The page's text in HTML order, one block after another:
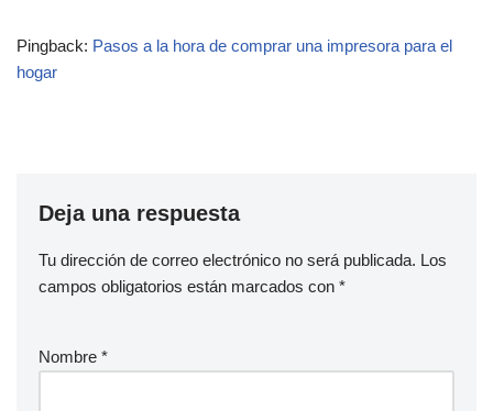
Pingback: Pasos a la hora de comprar una impresora para el
hogar
Deja una respuesta
Tu dirección de correo electrónico no será publicada. Los
campos obligatorios están marcados con *
Nombre *